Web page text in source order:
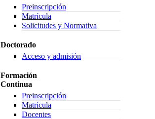
Preinscripción
Matrícula
Solicitudes y Normativa
Doctorado
Acceso y admisión
Formación
Continua
Preinscripción
Matrícula
Docentes